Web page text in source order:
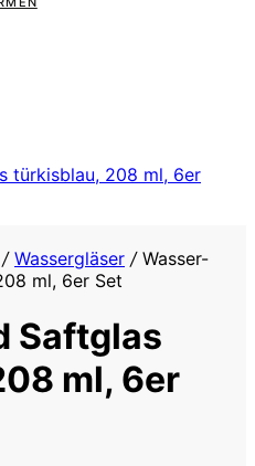
/ Wassergläser /Wasser-
ml, 6er Set
Saftglas
ml, 6er